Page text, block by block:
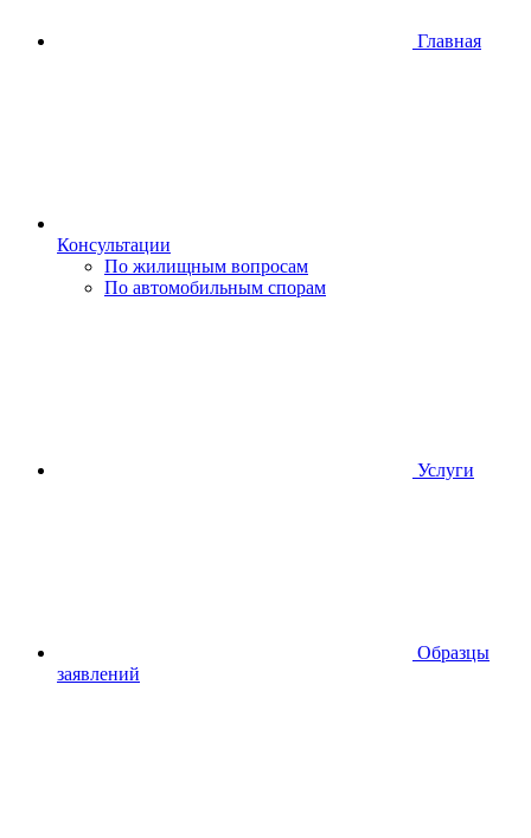
Главная
Консультации
По жилищным вопросам
По автомобильным спорам
Услуги
Образцы
заявлений